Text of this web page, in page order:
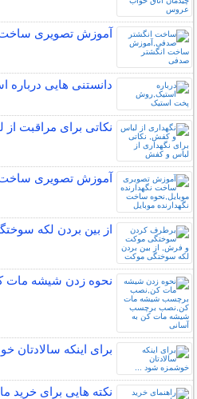
آموزش تصویری
دانستنی هایی درباره
نکاتی برای مراقبت
آموزش تصویری ساخت
از بین بردن لکه
نحوه زدن شیشه مات
برای اینكه سالادتان
نکته هایی برای خرید